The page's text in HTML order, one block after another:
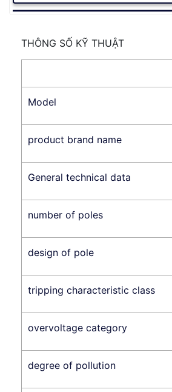
THÔNG SỐ KỸ THUẬT
Model
product brand name
General technical data
number of poles
design of pole
tripping characteristic class
overvoltage category
degree of pollution